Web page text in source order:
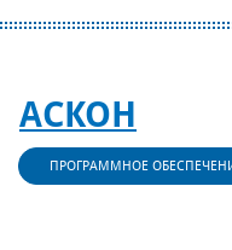
АСКОН
ПРОГРАММНОЕ